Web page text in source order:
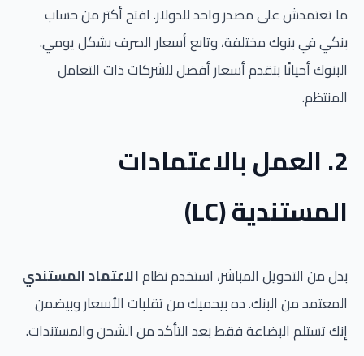
ما تعتمدش على مصدر واحد للدولار. افتح أكتر من حساب
بنكي في بنوك مختلفة، وتابع أسعار الصرف بشكل يومي.
البنوك أحيانًا بتقدم أسعار أفضل للشركات ذات التعامل
المنتظم.
2. العمل بالاعتمادات
المستندية (LC)
بدل من التحويل المباشر، استخدم نظامالاعتماد المستندي
المعتمد من البنك. ده بيحميك من تقلبات الأسعار وبيضمن
إنك تستلم البضاعة فقط بعد التأكد من الشحن والمستندات.